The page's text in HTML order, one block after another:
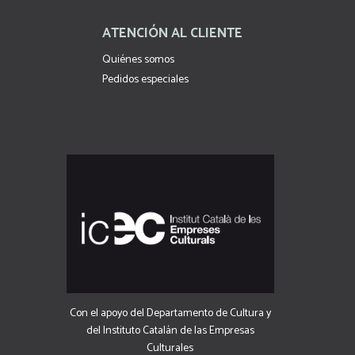
ATENCIÓN AL CLIENTE
Quiénes somos
Pedidos especiales
Con el apoyo del Departamento de Cultura y
del Instituto Catalán de las Empresas
Culturales